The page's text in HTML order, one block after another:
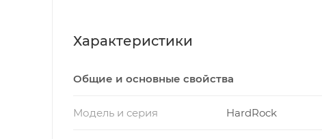
Характеристики
Общие и основные свойства
Модель и серия HardRock